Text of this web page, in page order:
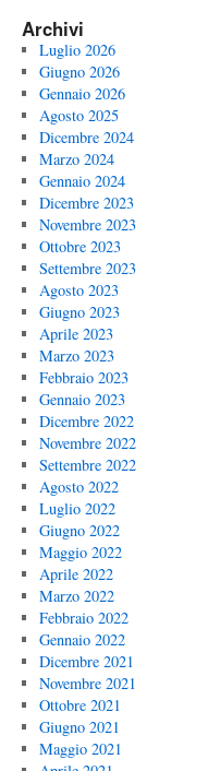
Archivi
Luglio 2026
Giugno 2026
Gennaio 2026
Agosto 2025
Dicembre 2024
Marzo 2024
Gennaio 2024
Dicembre 2023
Novembre 2023
Ottobre 2023
Settembre 2023
Agosto 2023
Giugno 2023
Aprile 2023
Marzo 2023
Febbraio 2023
Gennaio 2023
Dicembre 2022
Novembre 2022
Settembre 2022
Agosto 2022
Luglio 2022
Giugno 2022
Maggio 2022
Aprile 2022
Marzo 2022
Febbraio 2022
Gennaio 2022
Dicembre 2021
Novembre 2021
Ottobre 2021
Giugno 2021
Maggio 2021